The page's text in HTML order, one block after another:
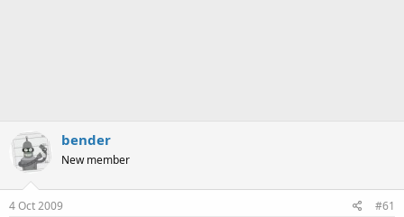
bender
New member
4 Oct 2009 #61